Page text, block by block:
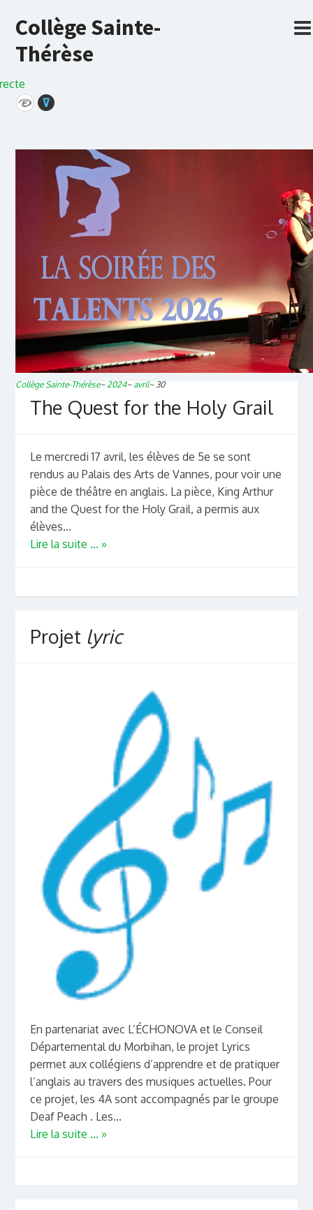
Collège Sainte-
Thérèse
⊽
Collège Sainte-Thérèse~ 2024~ avril~ 30
The Quest for the Holy Grail
Le mercredi 17 avril, les élèves de 5e se sont
rendus au Palais des Arts de Vannes, pour voir une
pièce de théâtre en anglais. La pièce, King Arthur
and the Quest for the Holy Grail, a permis aux
élèves...
Lire la suite ... »
Projet lyric
En partenariat avec L’ÉCHONOVA et le Conseil
Départemental du Morbihan, le projet Lyrics
permet aux collégiens d’apprendre et de pratiquer
l’anglais au travers des musiques actuelles. Pour
ce projet, les 4A sont accompagnés par le groupe
Deaf Peach . Les...
Lire la suite ... »